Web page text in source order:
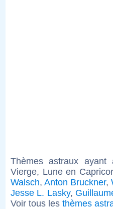
Thèmes astraux
Vierge, Lune en
Walsch,Anton Bruckner,
Jesse L. Lasky,
Voir tous les thèmes